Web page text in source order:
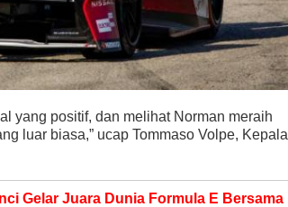
yang positif, dan melihat Norman meraih
luar biasa,” ucap Tommaso Volpe, Kepala
Gelar Juara Dunia Formula E Bersama